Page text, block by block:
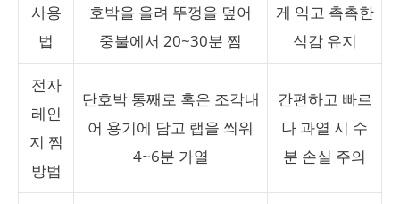
사용
법
호박을 올려 뚜껑을 덮어
중불에서 20~30분 찜
게 익고 촉촉한
식감 유지
전자
레인
지 찜
방법
단호박 통째로 혹은 조각내
어 용기에 담고 랩을 씌워
4~6분 가열
간편하고 빠르
나 과열 시 수
분 손실 주의